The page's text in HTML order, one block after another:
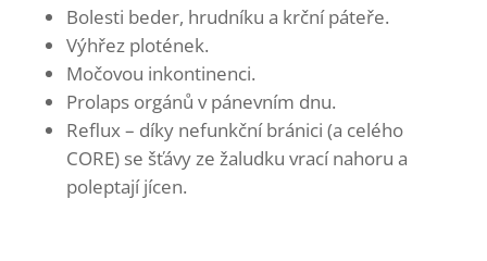
Bolesti beder, hrudníku a krční páteře.
Výhřez plotének.
Močovou inkontinenci.
Prolaps orgánů v pánevním dnu.
Reflux – díky nefunkční bránici (a celého
CORE) se šťávy ze žaludku vrací nahoru a
poleptají jícen.